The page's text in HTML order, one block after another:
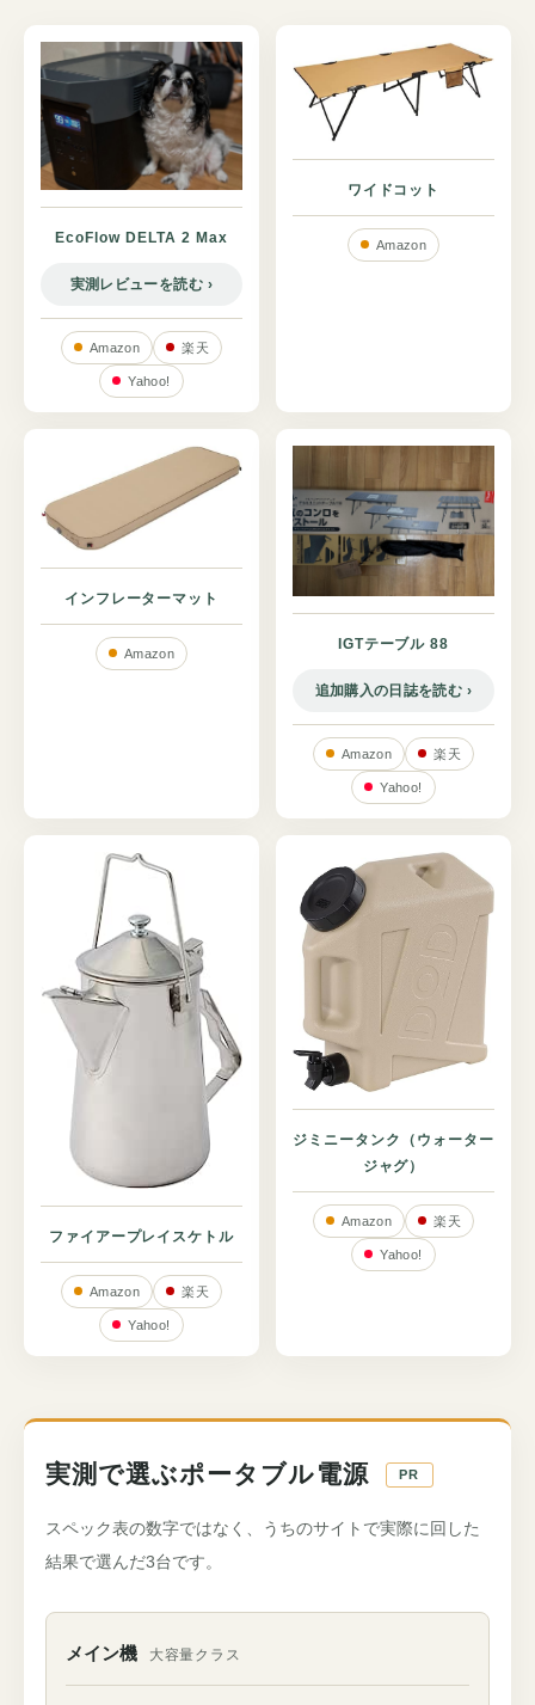
EcoFlow DELTA 2 Max
実測レビューを読む
Amazon 楽天
Yahoo!
ワイドコット
Amazon
インフレーターマット
Amazon
IGTテーブル 88
追加購入の日誌を読む
Amazon 楽天
Yahoo!
ファイアープレイスケトル
Amazon 楽天
Yahoo!
ジミニータンク（ウォーター
ジャグ）
Amazon 楽天
Yahoo!
実測で選ぶポータブル電源 PR
スペック表の数字ではなく、うちのサイトで実際に回した
結果で選んだ3台です。
メイン機 大容量クラス